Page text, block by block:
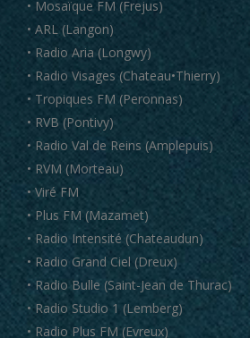
• Mosaïque FM (Frejus)
• ARL (Langon)
• Radio Aria (Longwy)
• Radio Visages (Chateau•Thierry)
• Tropiques FM (Peronnas)
• RVB (Pontivy)
• Radio Val de Reins (Amplepuis)
• RVM (Morteau)
• Viré FM
• Plus FM (Mazamet)
• Radio Intensité (Chateaudun)
• Radio Grand Ciel (Dreux)
• Radio Bulle (Saint-Jean de Thurac)
• Radio Studio 1 (Lemberg)
• Radio Plus FM (Evreux)